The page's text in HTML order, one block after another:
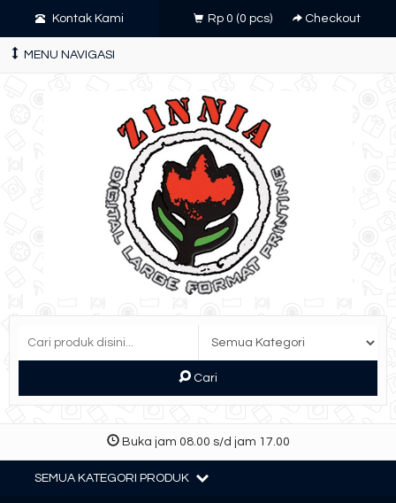
Kontak Kami Rp 0 (0 pcs) Checkout
MENU NAVIGASI
Cari
Buka jam 08.00 s/d jam 17.00
SEMUA KATEGORI PRODUK